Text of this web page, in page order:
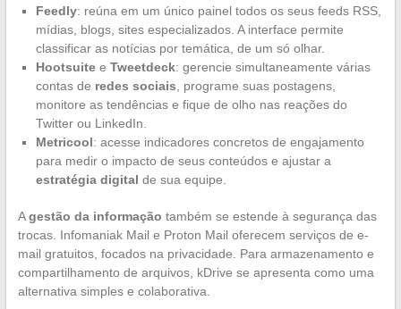
Feedly: reúna em um único painel todos os seus feeds RSS,
mídias, blogs, sites especializados. A interface permite
classificar as notícias por temática, de um só olhar.
Hootsuitee Tweetdeck: gerencie simultaneamente várias
contas de redes sociais , programe suas postagens,
monitore as tendências e fique de olho nas reações do
Twitter ou LinkedIn.
Metricool: acesse indicadores concretos de engajamento
para medir o impacto de seus conteúdos e ajustar a
estratégia digital de sua equipe.
Agestão da informação também se estende à segurança das
trocas. Infomaniak Mail e Proton Mail oferecem serviços de e-
mail gratuitos, focados na privacidade. Para armazenamento e
compartilhamento de arquivos, kDrive se apresenta como uma
alternativa simples e colaborativa.